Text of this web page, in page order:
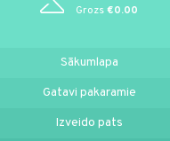
Grozs€0.00
Sākumlapa
Gatavi pakaramie
Izveido pats